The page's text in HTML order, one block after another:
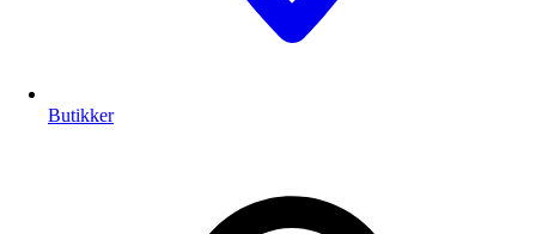
Butikker